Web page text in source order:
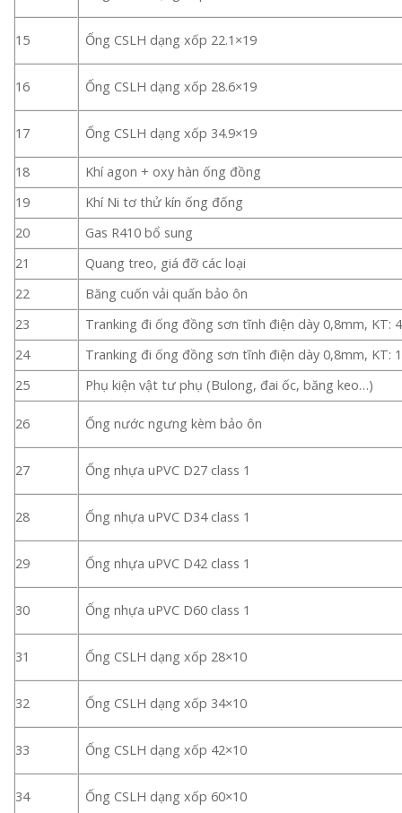
15 Ống CSLH dạng xốp 22.1×19
16 Ống CSLH dạng xốp 28.6×19
17 Ống CSLH dạng xốp 34.9×19
18
Khí agon + oxy hàn ống đồng
19
Khí Ni tơ thử kín ống đống
20
Gas R410 bổ sung
21
Quang treo, giá đỡ các loại
22
Băng cuốn vải quấn bảo ôn
23
Tranking đi ống đồng sơn tĩnh điện dày 0,8mm, KT:
24
Tranking đi ống đồng sơn tĩnh điện dày 0,8mm, KT:
25
Phụ kiện vật tư phụ (Bulong, đai ốc, băng keo…)
26 Ống nước ngưng kèm bảo ôn
27 Ống nhựa uPVC D27 class 1
28 Ống nhựa uPVC D34 class 1
29 Ống nhựa uPVC D42 class 1
30 Ống nhựa uPVC D60 class 1
31 Ống CSLH dạng xốp 28×10
32 Ống CSLH dạng xốp 34×10
33 Ống CSLH dạng xốp 42×10
34 Ống CSLH dạng xốp 60×10